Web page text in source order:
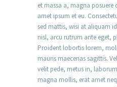
et massa a, magna
amet ipsum et eu.
sed mattis, wisi at aliquam
nisl, arcu rutrum ante eget,
Proident lobortis lorem,
mauris maecenas sagittis.
velit pede, metus in,
magna mollis, erat amet